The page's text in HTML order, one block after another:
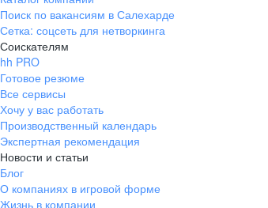
Поиск по вакансиям в Салехарде
Сетка: соцсеть для нетворкинга
Соискателям
hh PRO
Готовое резюме
Все сервисы
Хочу у вас работать
Производственный календарь
Экспертная рекомендация
Новости и статьи
Блог
О компаниях в игровой форме
Жизнь в компании